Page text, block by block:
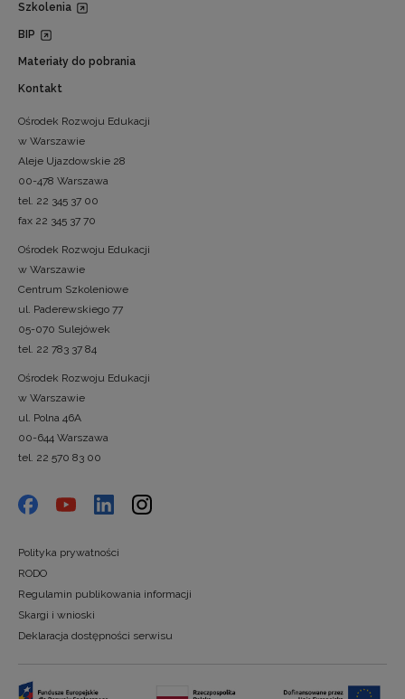
Szkolenia
BIP
Materiały do pobrania
Kontakt
Ośrodek Rozwoju Edukacji
w Warszawie
Aleje Ujazdowskie 28
00-478 Warszawa
tel. 22 345 37 00
fax 22 345 37 70
Ośrodek Rozwoju Edukacji
w Warszawie
Centrum Szkoleniowe
ul. Paderewskiego 77
05-070 Sulejówek
tel. 22 783 37 84
Ośrodek Rozwoju Edukacji
w Warszawie
ul. Polna 46A
00-644 Warszawa
tel. 22 570 83 00
Polityka prywatności
RODO
Regulamin publikowania informacji
Skargi i wnioski
Deklaracja dostępności serwisu